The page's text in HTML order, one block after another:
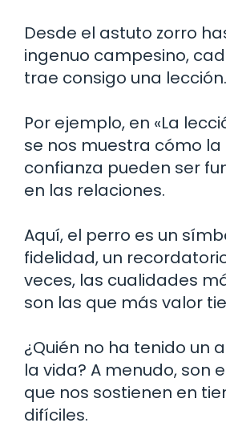
Desde el astuto zorro
ingenuo campesino,
trae consigo una lección.
Por ejemplo, en «La
se nos muestra cómo
confianza pueden ser
en las relaciones.
Aquí, el perro es un
fidelidad, un
veces, las cualidades
son las que más valor
¿Quién no ha tenido un
la vida? A menudo, son
que nos sostienen en
difíciles.